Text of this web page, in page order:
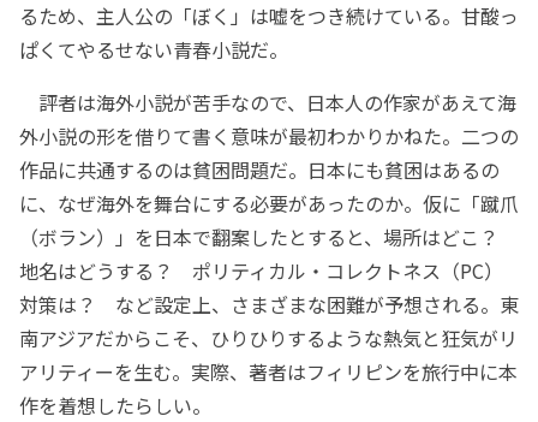
るため、主人公の「ぼく」は嘘をつき続けている。甘酸っ
ぱくてやるせない青春小説だ。
評者は海外小説が苦手なので、日本人の作家があえて海
外小説の形を借りて書く意味が最初わかりかねた。二つの
作品に共通するのは貧困問題だ。日本にも貧困はあるの
に、なぜ海外を舞台にする必要があったのか。仮に「蹴爪
（ボラン）」を日本で翻案したとすると、場所はどこ？
地名はどうする？ ポリティカル・コレクトネス（PC）
対策は？ など設定上、さまざまな困難が予想される。東
南アジアだからこそ、ひりひりするような熱気と狂気がリ
アリティーを生む。実際、著者はフィリピンを旅行中に本
作を着想したらしい。